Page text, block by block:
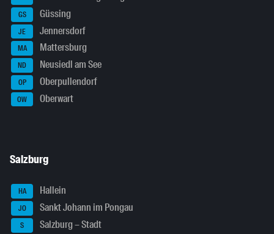
GS Güssing
JE Jennersdorf
MA Mattersburg
ND Neusiedl am See
OP Oberpullendorf
OW Oberwart
Salzburg
HA Hallein
JO Sankt Johann im Pongau
S Salzburg – Stadt